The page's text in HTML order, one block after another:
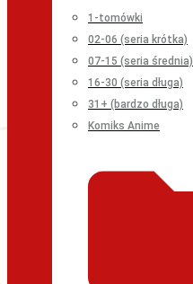
1-tomówki
02-06 (seria krótka)
07-15 (seria średnia)
16-30 (seria długa)
31+ (bardzo długa)
Komiks Anime